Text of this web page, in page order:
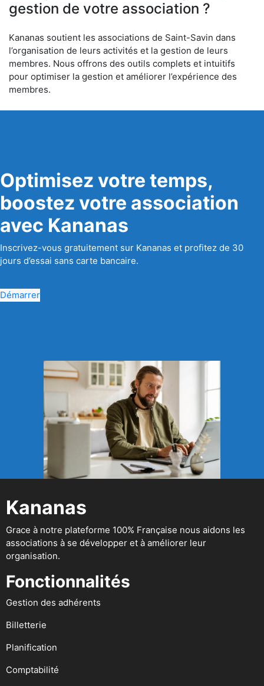
gestion de votre association ?
Kananas soutient les associations de Saint-Savin dans
l’organisation de leurs activités et la gestion de leurs
membres. Nous offrons des outils complets et intuitifs
pour optimiser la gestion et améliorer l’expérience des
membres.
Optimisez votre temps,
boostez votre association
avec Kananas
Inscrivez-vous gratuitement sur Kananas et profitez de 30
jours d’essai sans carte bancaire.
Démarrer
Kananas
Grace à notre plateforme 100% Française nous aidons les
associations à se développer et à améliorer leur
organisation.
Fonctionnalités
Gestion des adhérents
Billetterie
Planification
Comptabilité